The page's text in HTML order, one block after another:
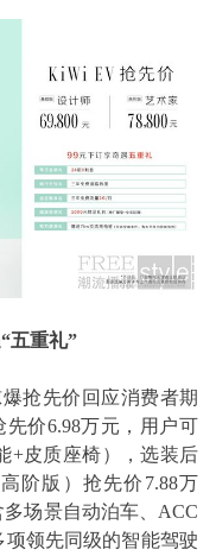
五重礼”
抢先价回应消费者期
价6.98万元，用户可
+皮质座椅），选装后
阶版）抢先价7.88万
场景自动泊车、ACC
项领先同级的智能驾驶